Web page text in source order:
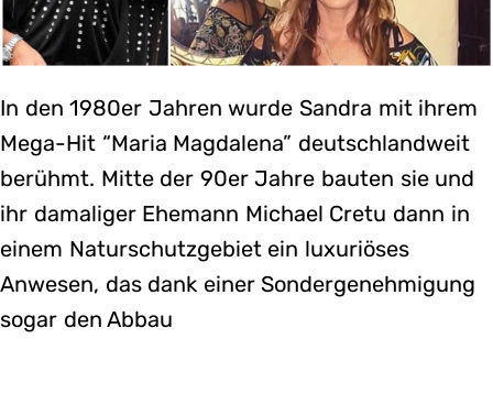
In den 1980er Jahren wurde Sandra mit ihrem
Mega-Hit “Maria Magdalena” deutschlandweit
berühmt. Mitte der 90er Jahre bauten sie und
ihr damaliger Ehemann Michael Cretu dann in
einem Naturschutzgebiet ein luxuriöses
Anwesen, das dank einer Sondergenehmigung
sogar den Abbau